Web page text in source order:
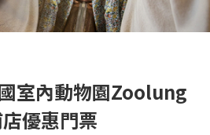
室內動物園Zoolung
優惠門票